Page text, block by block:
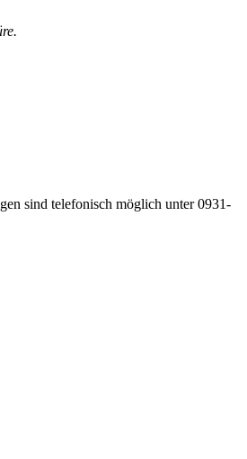
sind telefonisch möglich unter 0931-